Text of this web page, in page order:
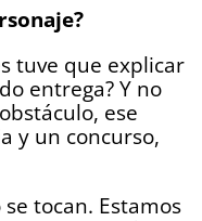
tuve que explicar
entrega? Y no
ese
y un concurso,
tocan. Estamos